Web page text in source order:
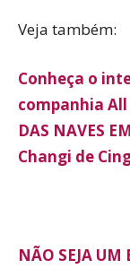
Veja também:
Conheça o
companhia All
DAS NAVES
Changi de
NÃO SEJA UM